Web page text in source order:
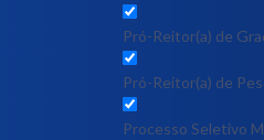
Pró-Reitor(a) de
Pró-Reitor(a) de
Processo Seletivo